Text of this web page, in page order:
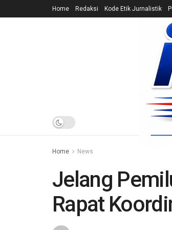
Home Redaksi Kode Etik Jurnalistik
Home News
Jelang
Rapat